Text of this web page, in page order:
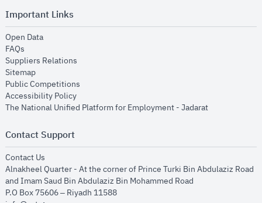
Important Links
Open Dataopens in new window
FAQs
Suppliers Relations
Sitemapopens in new window
Public Competitions
Accessibility Policyopens in new window
The National Unified Platform for Employment - Jadaratopens in new
Contact Support
Contact Us
Alnakheel Quarter - At the corner of Prince Turki Bin Abdulaziz Road
and Imam Saud Bin Abdulaziz Bin Mohammed Road​
P.O Box 75606 – Riyadh 11588